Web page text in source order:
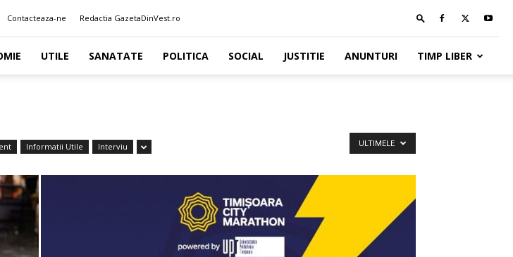
Contacteaza-ne Redactia GazetaDinVest.ro
UTILE SANATATE POLITICA SOCIAL JUSTITIE ANUNTURI TIMP LIBER
Informatii Utile Interviu ULTIMELE